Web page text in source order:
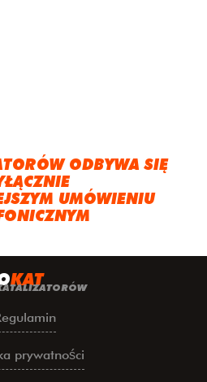
ODBYWA SIĘ
UMÓWIENIU
KAT
prywatności